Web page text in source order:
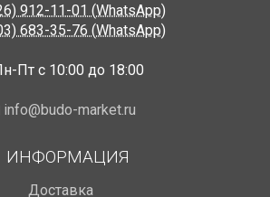
912-11-01 (WhatsApp)
683-35-76 (WhatsApp)
Пт с 10:00 до 18:00
info@budo-market.ru
ИНФОРМАЦИЯ
Доставка